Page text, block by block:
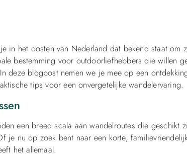
in het oosten van Nederland dat bekend staat om
bestemming voor outdoorliefhebbers die willen
deze blogpost nemen we je mee op een
tips voor een onvergetelijke wandelervaring.
een breed scala aan wandelroutes die geschikt
je nu op zoek bent naar een korte,
het allemaal.